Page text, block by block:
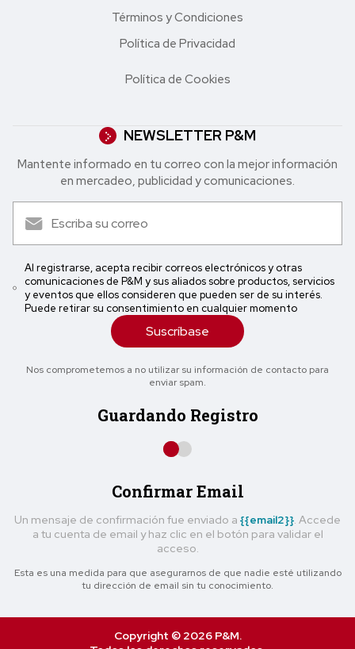
Términos y Condiciones
Política de Privacidad
Política de Cookies
NEWSLETTER P&M
Mantente informado en tu correo con la mejor in formación
en mercadeo, publicidad y comunicaciones.
Al registrarse, acepta recibir correos electrónicos y otras
comunicaciones de P&M y sus aliados sobre productos, servicios
y eventos que ellos consideren que pueden ser de su interés.
Puede retirar su consentimiento en cualquier momento
Suscríbase
Nos comprometemos a no utilizar su información de contacto para
enviar spam.
Guardando Registro
Confirmar Email
Un mensaje de confirmación fue enviado a {{email2}} . Accede
a tu cuenta de email y haz clic en el botón para validar el
acceso.
Esta es una medida para que asegurarnos de que nadie esté utilizando
tu dirección de email sin tu conocimiento.
Copyright © 2026 P&M.